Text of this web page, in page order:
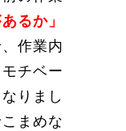
るか」
作業内
チベー
りまし
まめな